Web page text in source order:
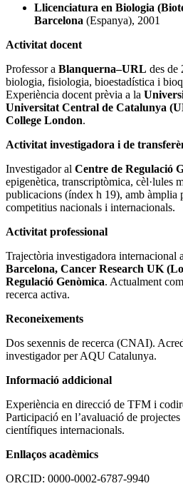
Llicenciatura en Biologia
Barcelona (Espanya), 2001
Activitat docent
Professor a Blanquerna–URL des de
biologia, fisiologia, bioestadística i
Experiència docent prèvia a la
Universitat Central de Catalunya
College London.
Activitat investigadora i de
Investigador al Centre de Regulació
epigenètica, transcriptòmica, cèl·lules
publicacions (índex h 19), amb àmplia
competitius nacionals i internacionals.
Activitat professional
Trajectòria investigadora internacional
Barcelona, Cancer Research UK
Regulació Genòmica. Actualment
recerca activa.
Reconeixements
Dos sexennis de recerca (CNAI).
investigador per AQU Catalunya.
Informació addicional
Experiència en direcció de TFM i
Participació en l’avaluació de
científiques internacionals.
Enllaços acadèmics
ORCID: 0000-0002-6787-9940